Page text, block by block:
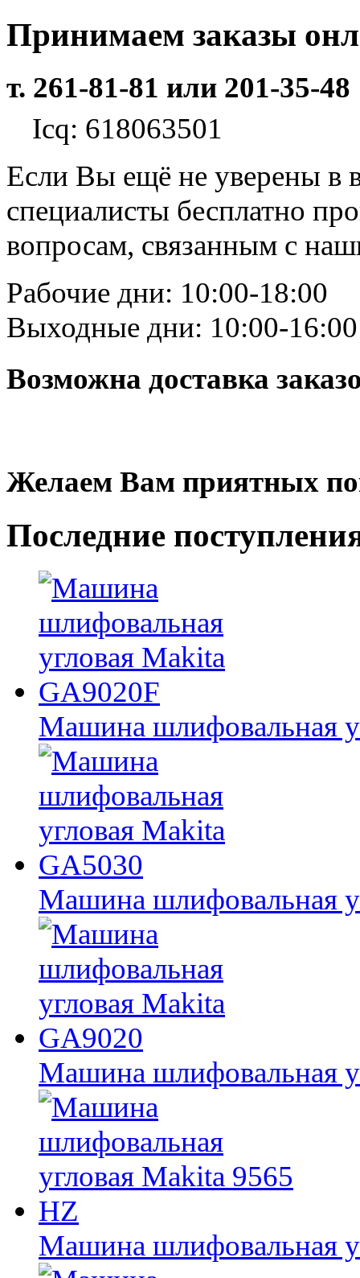
Принимаем заказы
т. 261-81-81 или 201-35-48
Icq: 618063501
Если Вы ещё не уверены в
специалисты бесплатно
вопросам, связанным с
Рабочие дни: 10:00-18:00
Выходные дни: 10:00-16:00
Возможна доставка
Желаем Вам приятных
Последние
Машина шлифовальная
Машина шлифовальная
Машина шлифовальная
Машина шлифовальная